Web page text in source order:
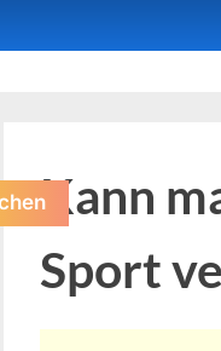
Kann
Sport